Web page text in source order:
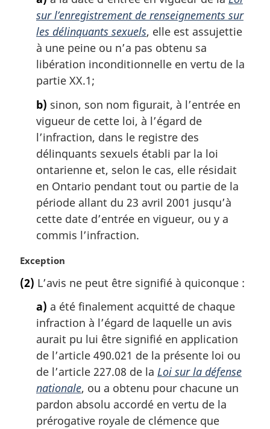
sur l’enregistrement de renseignements sur
les délinquants sexuels, elle est assujettie
à une peine ou n’a pas obtenu sa
libération inconditionnelle en vertu de la
partie XX.1;
b) sinon, son nom figurait, à l’entrée en
vigueur de cette loi, à l’égard de
l’infraction, dans le registre des
délinquants sexuels établi par la loi
ontarienne et, selon le cas, elle résidait
en Ontario pendant tout ou partie de la
période allant du 23 avril 2001 jusqu’à
cette date d’entrée en vigueur, ou y a
commis l’infraction.
N
t
Exception
(2) L’avis ne peut être signifié à quiconque :
a) a été finalement acquitté de chaque
infraction à l’égard de laquelle un avis
aurait pu lui être signifié en application
de l’article 490.021 de la présente loi ou
de l’article 227.08 de la Loi sur la défense
nationale, ou a obtenu pour chacune un
pardon absolu accordé en vertu de la
prérogative royale de clémence que